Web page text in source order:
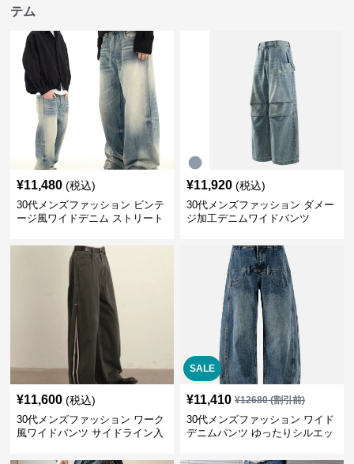
テム
¥11,480 (税込)
30代メンズファッション ビンテ
ージ風ワイドデニム ストリート
¥11,920 (税込)
30代メンズファッション ダメー
ジ加工デニムワイドパンツ
¥11,600 (税込)
30代メンズファッション ワーク
風ワイドパンツ サイドライン入
SALE
¥11,410 ¥12680(割引前)
30代メンズファッション ワイド
デニムパンツ ゆったりシルエッ